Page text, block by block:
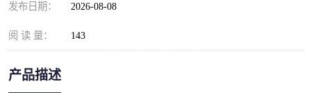
发布日期： 2026-08-08
阅 读 量： 143
产品描述